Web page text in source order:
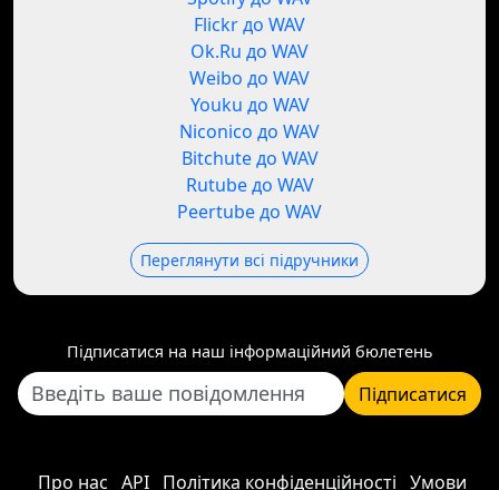
Flickr до WAV
Ok.Ru до WAV
Weibo до WAV
Youku до WAV
Niconico до WAV
Bitchute до WAV
Rutube до WAV
Peertube до WAV
Переглянути всі підручники
Підписатися на наш інформаційний бюлетень
Підписатися
Про нас API Політика конфіденційності Умови